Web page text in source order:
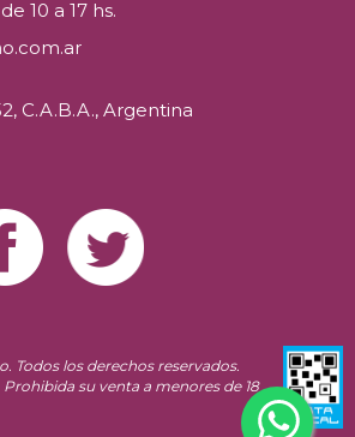
10 a 17 hs.
C.A.B.A., Argentina
Todos los derechos reservados.
su venta a menores de 18